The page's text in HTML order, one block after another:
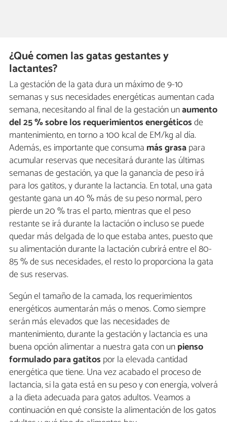
¿Qué comen las gatas gestantes y
lactantes?
La gestación de la gata dura un máximo de 9-10
semanas y sus necesidades energéticas aumentan cada
semana, necesitando al final de la gestación unaumento
del25 % sobre los requerimientos energéticosde
mantenimiento, en torno a 100 kcal de EM/kg al día.
Además, es importante que consuma más grasapara
acumular reservas que necesitará durante las últimas
semanas de gestación, ya que la ganancia de peso irá
para los gatitos, y durante la lactancia. En total, una gata
gestante gana un 40 % más de su peso normal, pero
pierde un 20 % tras el parto, mientras que el peso
restante se irá durante la lactación o incluso se puede
quedar más delgada de lo que estaba antes, puesto que
su alimentación durante la lactación cubrirá entre el 80-
85 % de sus necesidades, el resto lo proporciona la gata
de sus reservas.
Según el tamaño de la camada, los requerimientos
energéticos aumentarán más o menos. Como siempre
serán más elevados que las necesidades de
mantenimiento, durante la gestación y lactancia es una
buena opción alimentar a nuestra gata con unpienso
formulado para gatitos por la elevada cantidad
energética que tiene. Una vez acabado el proceso de
lactancia, si la gata está en su peso y con energía, volverá
a la dieta adecuada para gatos adultos. Veamos a
continuación en qué consiste la alimentación de los gatos